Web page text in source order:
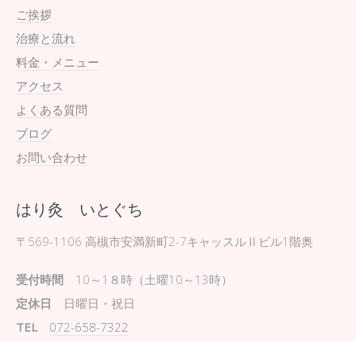
ご挨拶
治療と流れ
料金・メニュー
アクセス
よくある質問
ブログ
お問い合わせ
はり灸 いとぐち
〒569-1106 高槻市安満新町2-7キャッスルⅡビル1階奥
受付時間 10～1８時（土曜10～13時）
定休日 日曜日・祝日
TEL
072-658-7322